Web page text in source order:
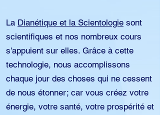
La Dianétique et la Scientologie sont
scientifiques et nos nombreux cours
s'appuient sur elles. Grâce à cette
technologie, nous accomplissons
chaque jour des choses qui ne cessent
de nous étonner; car vous créez votre
énergie, votre santé, votre prospérité et